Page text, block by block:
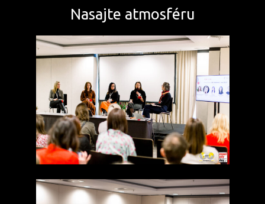
Nasajte atmosféru